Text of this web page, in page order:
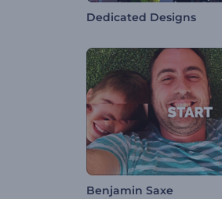
Dedicated Designs
Benjamin Saxe